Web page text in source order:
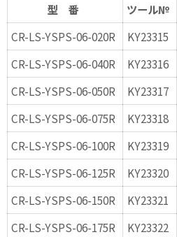
型 番 ツール№
CR-LS-YSPS-06-020R
KY23315
CR-LS-YSPS-06-040R
KY23316
CR-LS-YSPS-06-050R
KY23317
CR-LS-YSPS-06-075R
KY23318
CR-LS-YSPS-06-100R
KY23319
CR-LS-YSPS-06-125R
KY23320
CR-LS-YSPS-06-150R
KY23321
CR-LS-YSPS-06-175R
KY23322